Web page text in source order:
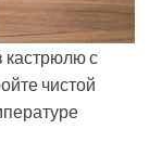
кастрюлю с
чистой